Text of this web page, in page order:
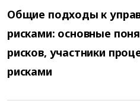
Общие подходы к
рисками: основные
рисков, участники
рисками